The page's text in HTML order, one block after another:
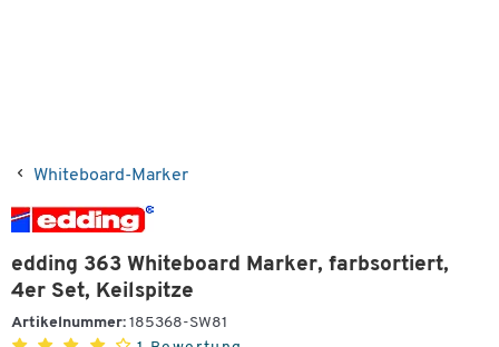
Whiteboard-Marker
edding 363 Whiteboard Marker, farbsortiert,
4er Set, Keilspitze
Artikelnummer: 185368-SW81